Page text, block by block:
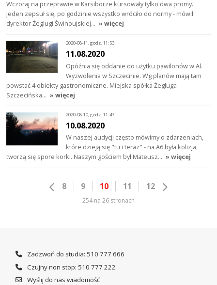
Wczoraj na przeprawie w Karsiborze kursowały tylko dwa promy.
Jeden zepsuł się, po godzinie wszystko wróciło do normy - mówił
dyrektor Żeglugi Świnoujskiej… » więcej
2020-08-11, godz. 11:53
11.08.2020
Opóźnia się oddanie do użytku pawilonów w Al.
Wyzwolenia w Szczecinie. Wg planów mają tam
powstać 4 obiekty gastronomiczne. Miejska spółka Żegluga
Szczecińska… » więcej
2020-08-10, godz. 11:47
10.08.2020
W naszej audycji często mówimy o zdarzeniach,
które dzieją się "tu i teraz" - na A6 była kolizja,
tworzą się spore korki. Naszym gościem był Mateusz… » więcej
8 9 10 11 12
254 na 26 stronach
Zadzwoń do studia: 510 777 666
Czujny non stop: 510 777 222
Wyślij do nas wiadomość